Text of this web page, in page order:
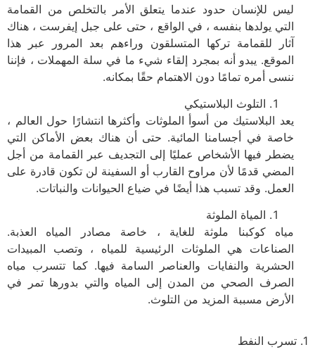
ليس للإنسان حدود عندما يتعلق الأمر بالتخلص من القمامة
التي يولدها بنفسه ، في الواقع ، حتى على جبل إيفرست ، هناك
آثار للقمامة تركها المتسلقون وراءهم بعد المرور عبر هذا
الموقع. يبدو أنه بمجرد إلقاء شيء ما في سلة المهملات ، فإننا
ننسى أمره تمامًا دون الاهتمام حقًا بمكانه.
التلوث البلاستيكي
يعد البلاستيك من أسوأ الملوثات وأكثرها انتشارًا حول العالم ،
خاصة في أجسامنا المائية. حتى أن هناك بعض الأماكن التي
يضطر فيها الأشخاص عمليًا إلى التجديف عبر القمامة من أجل
المضي قدمًا لأن مراوح القارب أو السفينة لن تكون قادرة على
العمل. وقد تسبب هذا أيضًا في ضياع الحيوانات والنباتات.
المياة الملوثة
مياه كوكبنا ملوثة للغاية ، خاصة مصادر المياه العذبة.
الصناعات هي الملوثات الرئيسية للمياه ، وتصب المبيدات
الحشرية والنفايات والعناصر السامة فيها. كما تتسرب مياه
الصرف الصحي من المدن إلى المياه والتي بدورها تمر في
الأرض مسببة المزيد من التلوث.
1. تسرب النفط